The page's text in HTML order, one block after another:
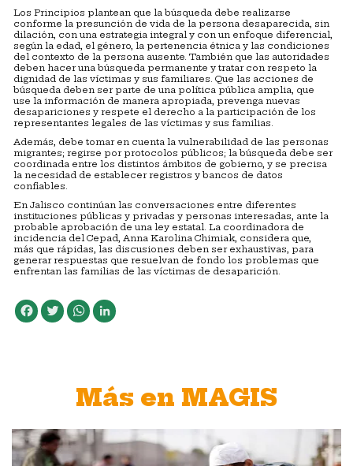
Los Principios plantean que la búsqueda debe realizarse
conforme la presunción de vida de la persona desaparecida, sin
dilación, con una estrategia integral y con un enfoque diferencial,
según la edad, el género, la pertenencia étnica y las condiciones
del contexto de la persona ausente. También que las autoridades
deben hacer una búsqueda permanente y tratar con respeto la
dignidad de las víctimas y sus familiares. Que las acciones de
búsqueda deben ser parte de una política pública amplia, que
use la información de manera apropiada, prevenga nuevas
desapariciones y respete el derecho a la participación de los
representantes legales de las víctimas y sus familias.
Además, debe tomar en cuenta la vulnerabilidad de las personas
migrantes; regirse por protocolos públicos; la búsqueda debe ser
coordinada entre los distintos ámbitos de gobierno, y se precisa
la necesidad de establecer registros y bancos de datos
confiables.
En Jalisco continúan las conversaciones entre diferentes
instituciones públicas y privadas y personas interesadas, ante la
probable aprobación de una ley estatal. La coordinadora de
incidencia del Cepad, Anna Karolina Chimiak, considera que,
más que rápidas, las discusiones deben ser exhaustivas, para
generar respuestas que resuelvan de fondo los problemas que
enfrentan las familias de las víctimas de desaparición.
Facebook
TwitterWhatsApp
Más en MAGIS